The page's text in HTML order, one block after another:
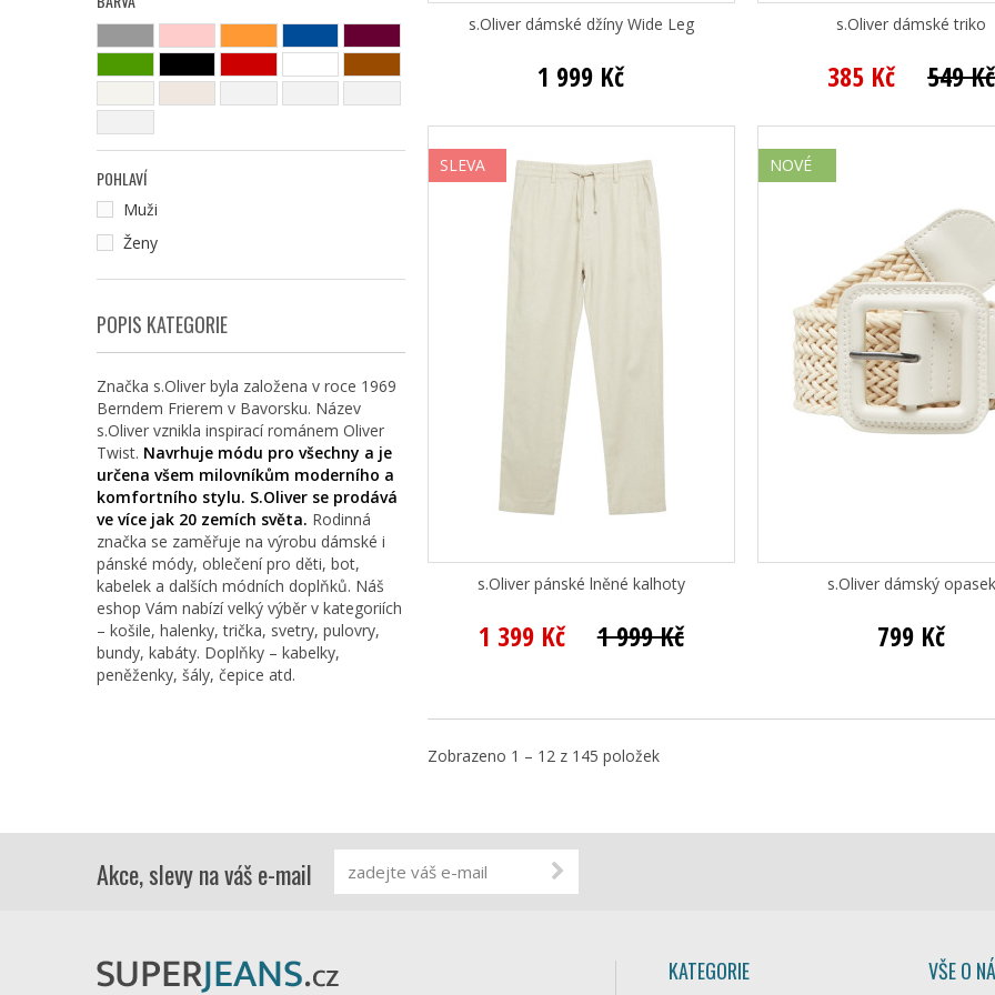
s.Oliver dámské džíny Wide Leg
1 999 Kč
s.Oliver dámské triko
385 Kč 549 Kč
SLEVA
s.Oliver pánské lněné kalhoty
1 399 Kč 1 999 Kč
NOVÉ
s.Oliver dámský opasek
799 Kč
Zobrazeno 1 – 12 z 145 položek
POHLAVÍ
Muži
Ženy
POPIS KATEGORIE
Značka s.Oliver byla založena v roce 1969
Berndem Frierem v Bavorsku. Název
s.Oliver vznikla inspirací románem Oliver
Twist. Navrhuje módu pro všechny a je
určena všem milovníkům moderního a
komfortního stylu. S.Oliver se prodává
ve více jak 20 zemích světa. Rodinná
značka se zaměřuje na výrobu dámské i
pánské módy, oblečení pro děti, bot,
kabelek a dalších módních doplňků. Náš
eshop Vám nabízí velký výběr v kategoriích
– košile, halenky, trička, svetry, pulovry,
bundy, kabáty. Doplňky – kabelky,
peněženky, šály, čepice atd.
Akce, slevy na váš e-mail
KATEGORIE VŠE O